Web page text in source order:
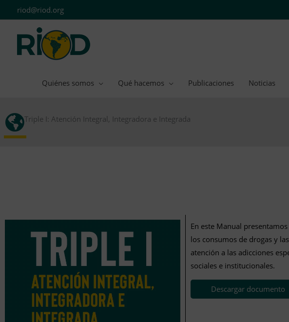
al
contenido
riod@riod.org
Quiénes somos Qué hacemos Publicaciones Noticias
Triple I: Atención Integral, Integradora e Integrada
En este Manual
los consumos de drogas y
atención a las adicciones
sociales e institucionales.
Descargar documento